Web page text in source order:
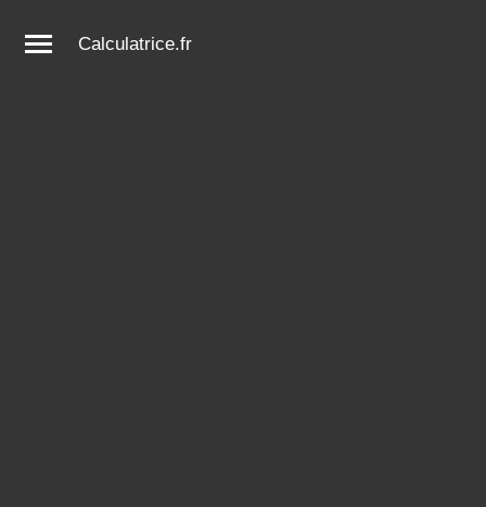
Calculatrice.fr